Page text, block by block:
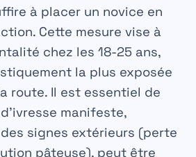
à placer un novice en
Cette mesure vise à
chez les 18-25 ans,
la plus exposée
route. Il est essentiel de
manifeste,
signes extérieurs (perte
pâteuse), peut être